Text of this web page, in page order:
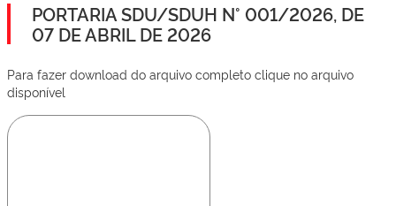
PORTARIA SDU/SDUH N° 001/2026, DE
07 DE ABRIL DE 2026
Para fazer download do arquivo completo clique no arquivo
disponível